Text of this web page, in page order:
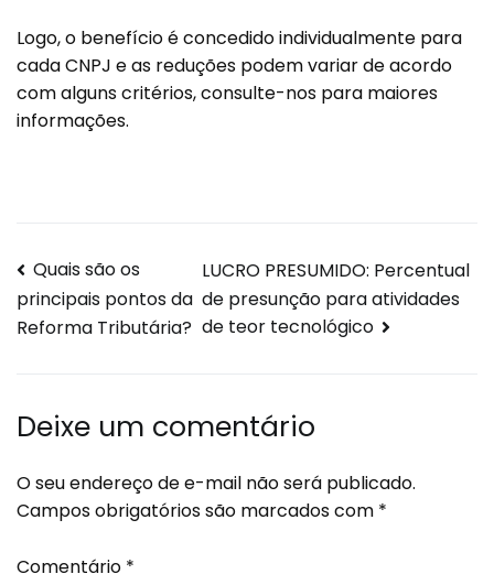
Logo, o benefício é concedido individualmente para
cada CNPJ e as reduções podem variar de acordo
com alguns critérios, consulte-nos para maiores
informações.
Quais são os
principais pontos da
Reforma Tributária?
LUCRO PRESUMIDO: Percentual
de presunção para atividades
de teor tecnológico
Deixe um comentário
O seu endereço de e-mail não será publicado.
Campos obrigatórios são marcados com *
Comentário *